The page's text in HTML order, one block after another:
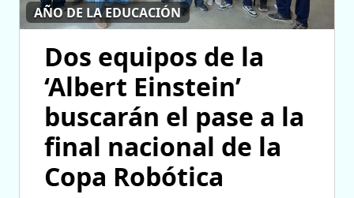
AÑO DE LA EDUCACIÓN
Dos equipos de la
‘Albert Einstein’
buscarán el pase a la
final nacional de la
Copa Robótica